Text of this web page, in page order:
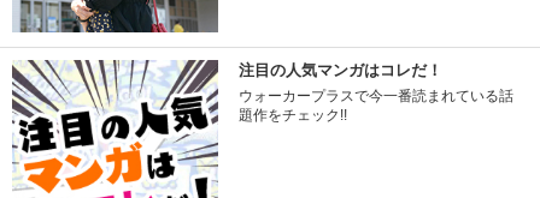
注目の人気マンガはコレだ！
ウォーカープラスで今一番読まれている話
題作をチェック!!